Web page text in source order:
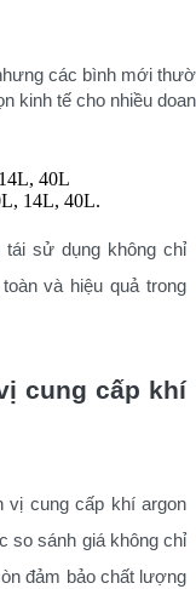
các bình mới
kinh tế cho nhiều
14L, 40L.
sử dụng không chỉ
và hiệu quả trong
cung cấp khí
vị cung cấp khí argon
so sánh giá không chỉ
đảm bảo chất lượng